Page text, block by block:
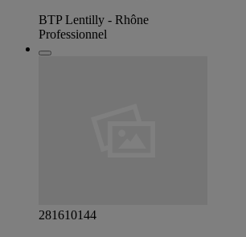
BTP Lentilly - Rhône
Professionnel
281610144